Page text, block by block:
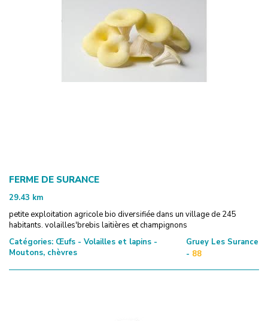
FERME DE SURANCE
29.43 km
petite exploitation agricole bio diversifiée dans un village de 245
habitants. volailles'brebis laitières et champignons
Catégories: Œufs - Volailles et lapins -
Moutons, chèvres
Gruey Les Surance
- 88